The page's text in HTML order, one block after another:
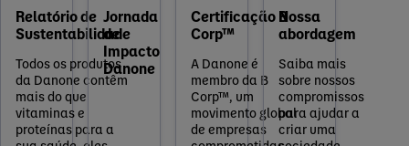
Relatório de
Sustentabilidade
Todos os produtos
da Danone contêm
mais do que
vitaminas e
proteínas para a
Jornada
de
Impacto
Danone
Certificação B
Corp™
A Danone é
membro da B
Corp™, um
movimento global
de empresas
Nossa
abordagem
Saiba mais
sobre nossos
compromissos
para ajudar a
criar uma